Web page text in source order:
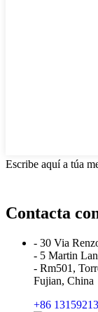
Escribe aquí a túa
Contacta
- 30 Via
- 5 Martin
- Rm501,
Fujian, China
+86